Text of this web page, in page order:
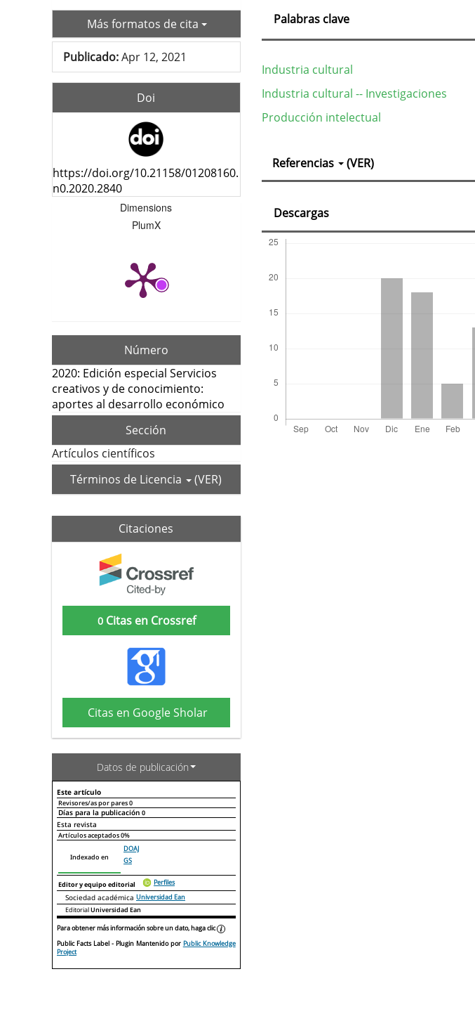
Más formatos de cita
Publicado:Apr 12, 2021
Doi
https://doi.org/10.21158/01208160.
n0.2020.2840
Dimensions
PlumX
Número
2020: Edición especial Servicios
creativos y de conocimiento:
aportes al desarrollo económico
Sección
Artículos científicos
Términos de Licencia
(VER)
Citaciones
0Citas en Crossref
Citas en Google Sholar
Datos de publicación
Este artículo
Revisores/as por pares0
Días para la publicación 0
Declaraciones de autoría
Esta revista
Artículos aceptados0%
Indexado en
DOAJ
GS
Editor y equipo editorial Perfiles
Sociedad académica Universidad Ean
EditorialUniversidad Ean
Para obtener más información sobre un dato, haga clic
Public Facts Label- Plugin Mantenido por Public Knowledge
Project
Palabras clave
Industria cultural
Industria cultural -- Investigaciones
Producción intelectual
Detalles
del
artículo
Referencias (VER)
Descargas